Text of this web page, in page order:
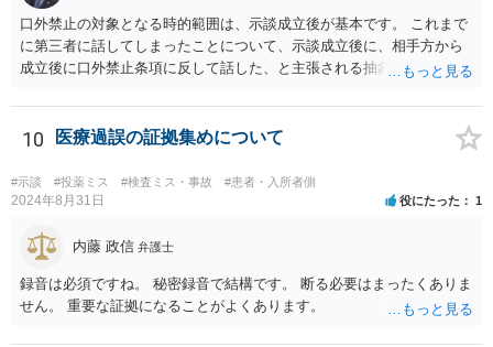
口外禁止の対象となる時的範囲は、示談成立後が基本です。 これまで
に第三者に話してしまったことについて、示談成立後に、相手方から
成立後に口外禁止条項に反して話した、と主張される抽象的な可能性
10 医療過誤の証拠集めについて
#示談 #投薬ミス #検査ミス・事故 #患者・入所者側
2024年8月31日 役にたった 1
内藤 政信 弁護士
録音は必須ですね。 秘密録音で結構です。 断る必要はまったくありま
せん。 重要な証拠になることがよくあります。